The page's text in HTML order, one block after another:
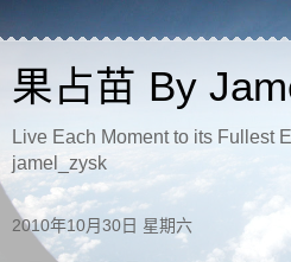
果占苗 By
Live Each Moment to its Fullest
jamel_zysk
2010年10月30日 星期六